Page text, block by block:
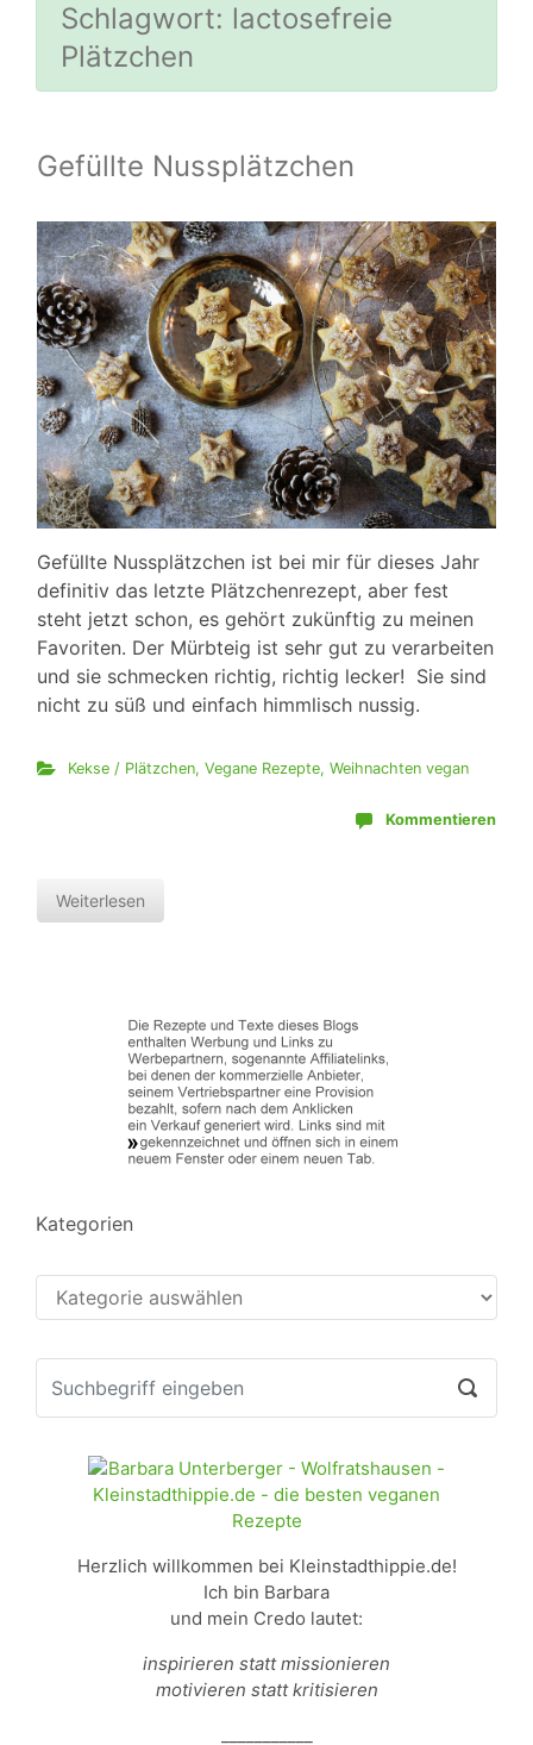
Schlagwort: lactosefreie
Plätzchen
Gefüllte Nussplätzchen
Gefüllte Nussplätzchen ist bei mir für dieses Jahr
definitiv das letzte Plätzchenrezept, aber fest
steht jetzt schon, es gehört zukünftig zu meinen
Favoriten. Der Mürbteig ist sehr gut zu verarbeiten
und sie schmecken richtig, richtig lecker! Sie sind
nicht zu süß und einfach himmlisch nussig.
Kekse / Plätzchen, Vegane Rezepte, Weihnachten vegan
Kommentieren
Weiterlesen
Kategorien
Kategorien
Herzlich willkommen bei Kleinstadthippie.de!
Ich bin Barbara
und mein Credo lautet:
inspirieren statt missionieren
motivieren statt kritisieren